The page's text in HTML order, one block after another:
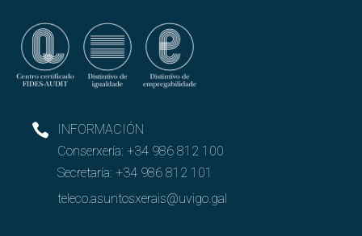
INFORMACIÓN
Conserxería: +34 986 812 100
Secretaría: +34 986 812 101
teleco.asuntosxerais@uvigo.gal